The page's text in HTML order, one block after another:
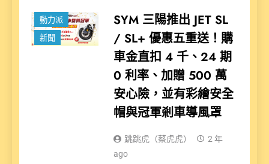
動力派
新聞
SYM 三陽推出 JET SL
/ SL+ 優惠五重送！購
車金直扣 4 千、24 期
0 利率、加贈 500 萬
安心險，並有彩繪安全
帽與冠軍剎車導風罩
跳跳虎（蔡虎虎）
2 年
ago